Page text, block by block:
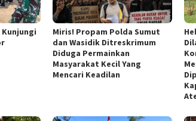
Kunjungi
Miris! Propam Polda Sumut
dan Wasidik Ditreskrimum
Diduga Permainkan
Masyarakat Kecil Yang
Mencari Keadilan